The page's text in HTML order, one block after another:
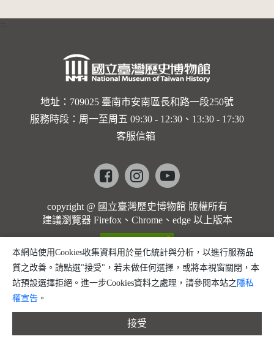
的依戀—
勒大地之
歌]【對
世界與生
命的依戀
馬勒大地
之歌】
地址：709025 臺南市安南區長和路一段250號
服務時段：周一至周五 09:30 - 12:30、13:30 - 17:30
客服信箱
Facebookinstagramyoutube
copyright @ 國立臺灣歷史博物館 版權所有
建議瀏覽器 Firefox、Chrome、edge 以上版本
本網站使用Cookies收集資料用於量化統計與分析，以進行服務品
質之改善。請點選"接受"，若未做任何選擇，或將本視窗關閉，本
站預設選擇拒絕。進一步Cookies資料之處理，請參閱本站之 隱私
權宣告 。
接受